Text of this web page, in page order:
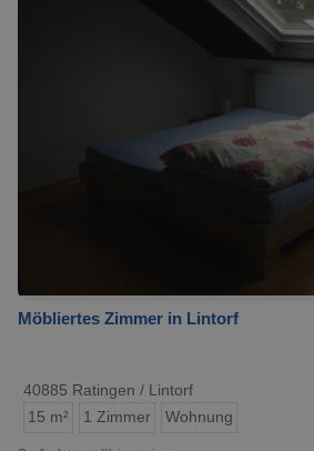
Möbliertes Zimmer in Lintorf
40885 Ratingen / Lintorf
15 m²
1 Zimmer Wohnung